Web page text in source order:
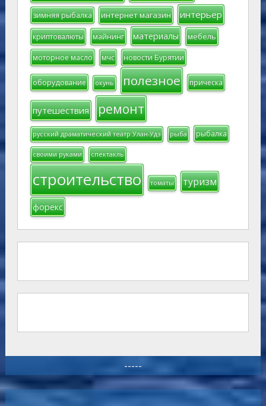
зимняя рыбалка интернет магазин интерьер
криптовалюты майнинг материалы мебель
моторное масло мчс новости Бурятии
оборудование окунь полезное прическа
путешествия ремонт
русский драматический театр Улан-Удэ рыба рыбалка
своими руками спектакль
строительство томаты туризм
форекс
-----